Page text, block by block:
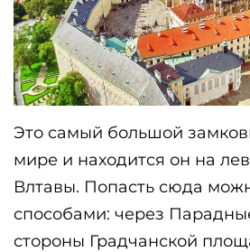
Это самый большой
мире и находится он на
Влтавы. Попасть сюда
способами: через
стороны Градчанской